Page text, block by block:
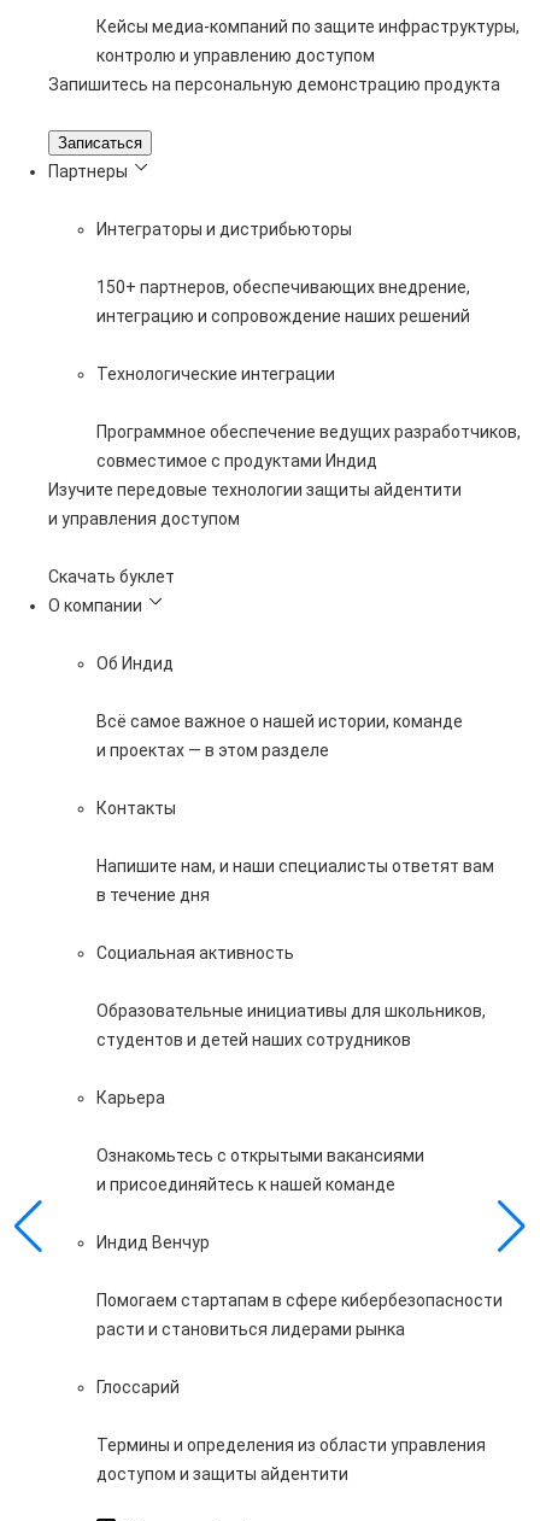
Кейсы медиа-компаний по защите инфраструктуры,
контролю и управлению доступом
Запишитесь на персональную демонстрацию продукта
Записаться
Партнеры
Интеграторы и дистрибьюторы
150+ партнеров, обеспечивающих внедрение,
интеграцию и сопровождение наших решений
Технологические интеграции
Программное обеспечение ведущих разработчиков,
совместимое с продуктами Индид
Изучите передовые технологии защиты айдентити
и управления доступом
Скачать буклет
О компании
Об Индид
Всё самое важное о нашей истории, команде
и проектах — в этом разделе
Контакты
Напишите нам, и наши специалисты ответят вам
в течение дня
Социальная активность
Образовательные инициативы для школьников,
студентов и детей наших сотрудников
Карьера
Ознакомьтесь с открытыми вакансиями
и присоединяйтесь к нашей команде
Индид Венчур
Помогаем стартапам в сфере кибербезопасности
расти и становиться лидерами рынка
Глоссарий
Термины и определения из области управления
доступом и защиты айдентити